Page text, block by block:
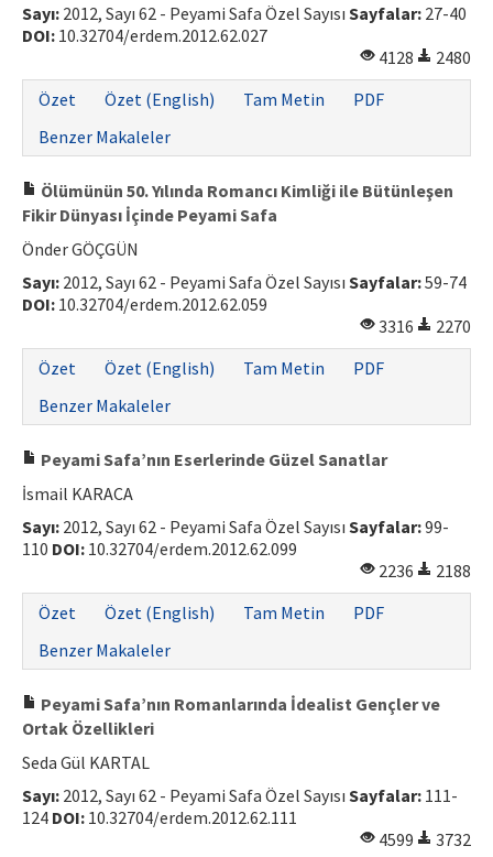
Sayı: 2012, Sayı 62 - Peyami Safa Özel Sayısı Sayfalar: 27-40
DOI: 10.32704/erdem.2012.62.027
4128
2480
Özet
Özet (English) Tam Metin
PDF
Benzer Makaleler
Ölümünün 50. Yılında Romancı Kimliği ile Bütünleşen
Fikir Dünyası İçinde Peyami Safa
Önder GÖÇGÜN
Sayı: 2012, Sayı 62 - Peyami Safa Özel Sayısı Sayfalar:59-74
DOI: 10.32704/erdem.2012.62.059
3316
2270
Özet
Özet (English) Tam Metin
PDF
Benzer Makaleler
Peyami Safa’nın Eserlerinde Güzel Sanatlar
İsmail KARACA
Sayı: 2012, Sayı 62 - Peyami Safa Özel Sayısı Sayfalar:99-
110 DOI: 10.32704/erdem.2012.62.099
2236
2188
Özet
Özet (English) Tam Metin
PDF
Benzer Makaleler
Peyami Safa’nın Romanlarında İdealist Gençler ve
Ortak Özellikleri
Seda Gül KARTAL
Sayı: 2012, Sayı 62 - Peyami Safa Özel Sayısı Sayfalar: 111-
124 DOI: 10.32704/erdem.2012.62.111
4599
3732